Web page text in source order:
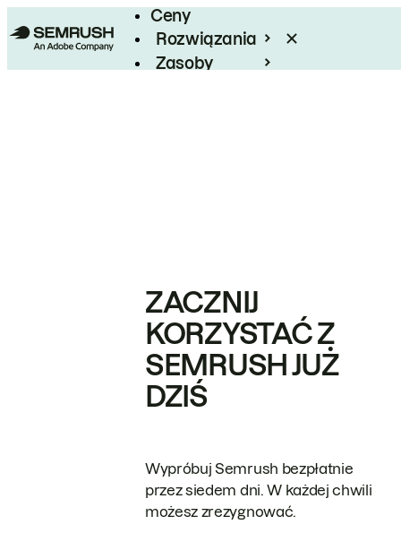
Ceny
Rozwiązania
Zasoby
ZACZNIJ
KORZYSTAĆ Z
SEMRUSH JUŻ
DZIŚ
Wypróbuj Semrush bezpłatnie
przez siedem dni. W każdej chwili
możesz zrezygnować.